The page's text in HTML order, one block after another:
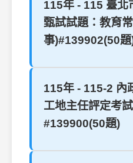
115年 - 115 臺北
甄試試題：教育
事)#139902(50題
115年 - 115-2 內
工地主任評定考
#139900(50題)